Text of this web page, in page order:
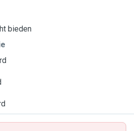
bieden